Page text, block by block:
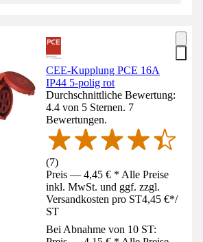
CEE-Kupplung PCE 16A
IP44 5-polig rot
Durchschnittliche Bewertung:
4.4 von 5 Sternen. 7
Bewertungen.
(7)
Preis — 4,45 € * Alle Preise
inkl. MwSt. und ggf. zzgl.
Versandkosten pro ST4,45 €*/
ST
Bei Abnahme von 10 ST: